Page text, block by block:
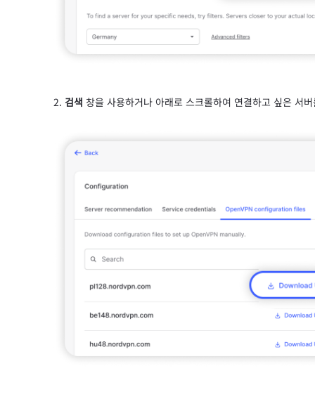
검색 창을 사용하거나 아래로 스크롤하여 연결하고 싶은 서